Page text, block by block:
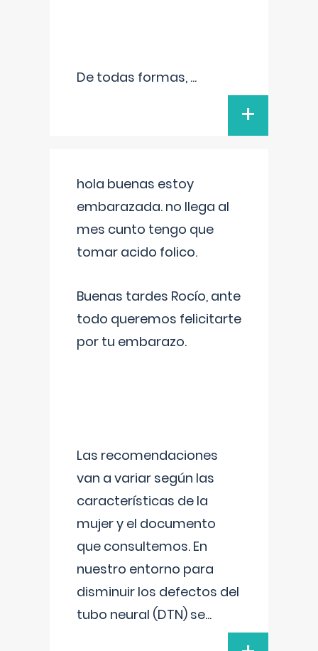
De todas formas, ...
+
hola buenas estoy
embarazada. no llega al
mes cunto tengo que
tomar acido folico.
Buenas tardes Rocío, ante
todo queremos felicitarte
por tu embarazo.
Las recomendaciones
van a variar según las
características de la
mujer y el documento
que consultemos. En
nuestro entorno para
disminuir los defectos del
tubo neural (DTN) se...